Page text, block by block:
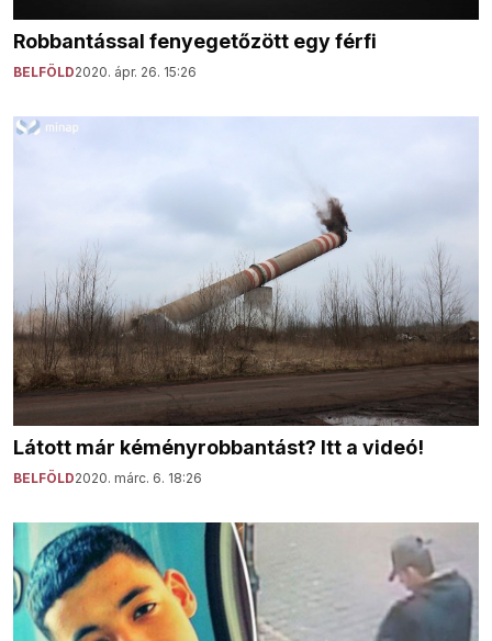
Robbantással fenyegetőzött egy férfi
BELFÖLD2020. ápr. 26. 15:26
Látott már kéményrobbantást? Itt a videó!
BELFÖLD2020. márc. 6. 18:26